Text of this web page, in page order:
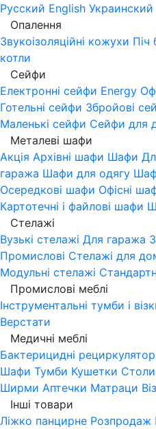
Русский English Украинский
Опалення
Звукоізоляційні кожухи Піч
котли
Сейфи
Електронні сейфи Energy
Готельні сейфи Збройові
Маленькі сейфи Сейфи для
Металеві шафи
Акція Архівні шафи Шафи
гаража Шафи для одягу
Осередкові шафи Офісні
Картотечні і файлові шафи
Стелажі
Вузькі стелажі Для гаража
Промислові Стелажі для
Модульні стелажі
Промислові меблі
Інструментальні тумби і
Верстати
Медичні меблі
Бактерицидні
Шафи Тумби Кушетки Столи
Ширми Аптечки Матраци
Інші товари
Ліжко панцирне Розпродаж